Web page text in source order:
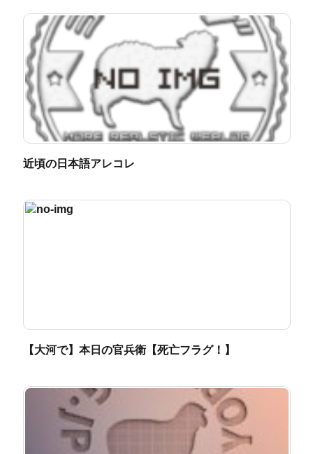
近頃の日本語アレコレ
【大河で】本日の官兵衛【死亡フラグ！】